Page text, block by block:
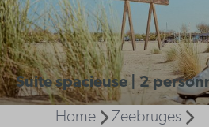
Suite spacieuse | 2
Home
Zeebruges